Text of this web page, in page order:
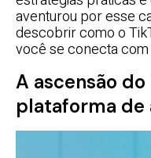
aventurou por esse
descobrir como o
você se conecta
A ascensão
plataforma de